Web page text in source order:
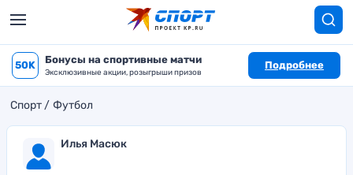
50K Бонусы на спортивные матчи
Эксклюзивные акции, розыгрыши призов
Подробнее
Спорт Футбол
Илья Масюк